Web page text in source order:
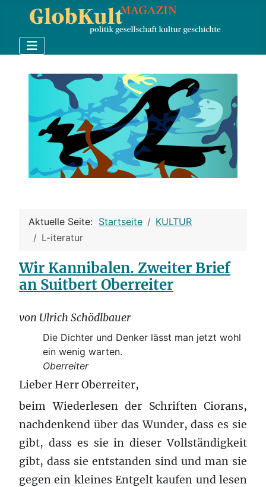
Aktuelle Seite: Startseite
KULTUR
L-iteratur
Wir Kannibalen. Zweiter Brief
an Suitbert Oberreiter
von Ulrich Schödlbauer
Die Dichter und Denker lässt man jetzt wohl
ein wenig warten.
Oberreiter
Lieber Herr Oberreiter,
beim Wiederlesen der Schriften Ciorans,
nachdenkend über das Wunder, dass es sie
gibt, dass es sie in dieser Vollständigkeit
gibt, dass sie entstanden sind und man sie
gegen ein kleines Entgelt kaufen und lesen